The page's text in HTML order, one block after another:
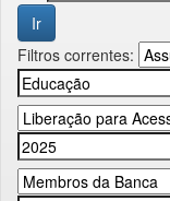
Filtros correntes: